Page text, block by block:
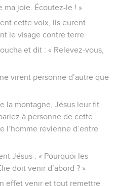
ma joie. Écoutez-le ! »
cette voix, ils eurent
le visage contre terre.
et dit : « Relevez-vous,
virent personne d’autre que
la montagne, Jésus leur fit
à personne de cette
l’homme revienne d’entre
Jésus : « Pourquoi les
doit venir d’abord ? »
effet venir et tout remettre